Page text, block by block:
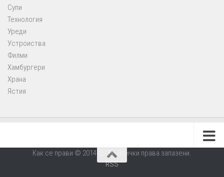
Супи
Технология
Уреди
Устроиства
Филми
Хамбургери
Храна
Ястия
Как се прави © 2014-2026 - Всички права запазени.
RSS